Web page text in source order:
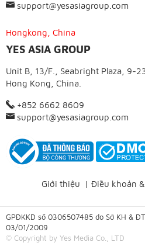
support@yesasiagroup.com
Hongkong, China
YES ASIA GROUP
Unit B, 13/F., Seabright Plaza, 9-
Hong Kong, China.
+852 6662 8609
support@yesasiagroup.com
Giới thiệu | Điều khoản
GPĐKKD số 0306507485 do Sở KH &
03/01/2009
© Copyright by Yes Media Co., LTD